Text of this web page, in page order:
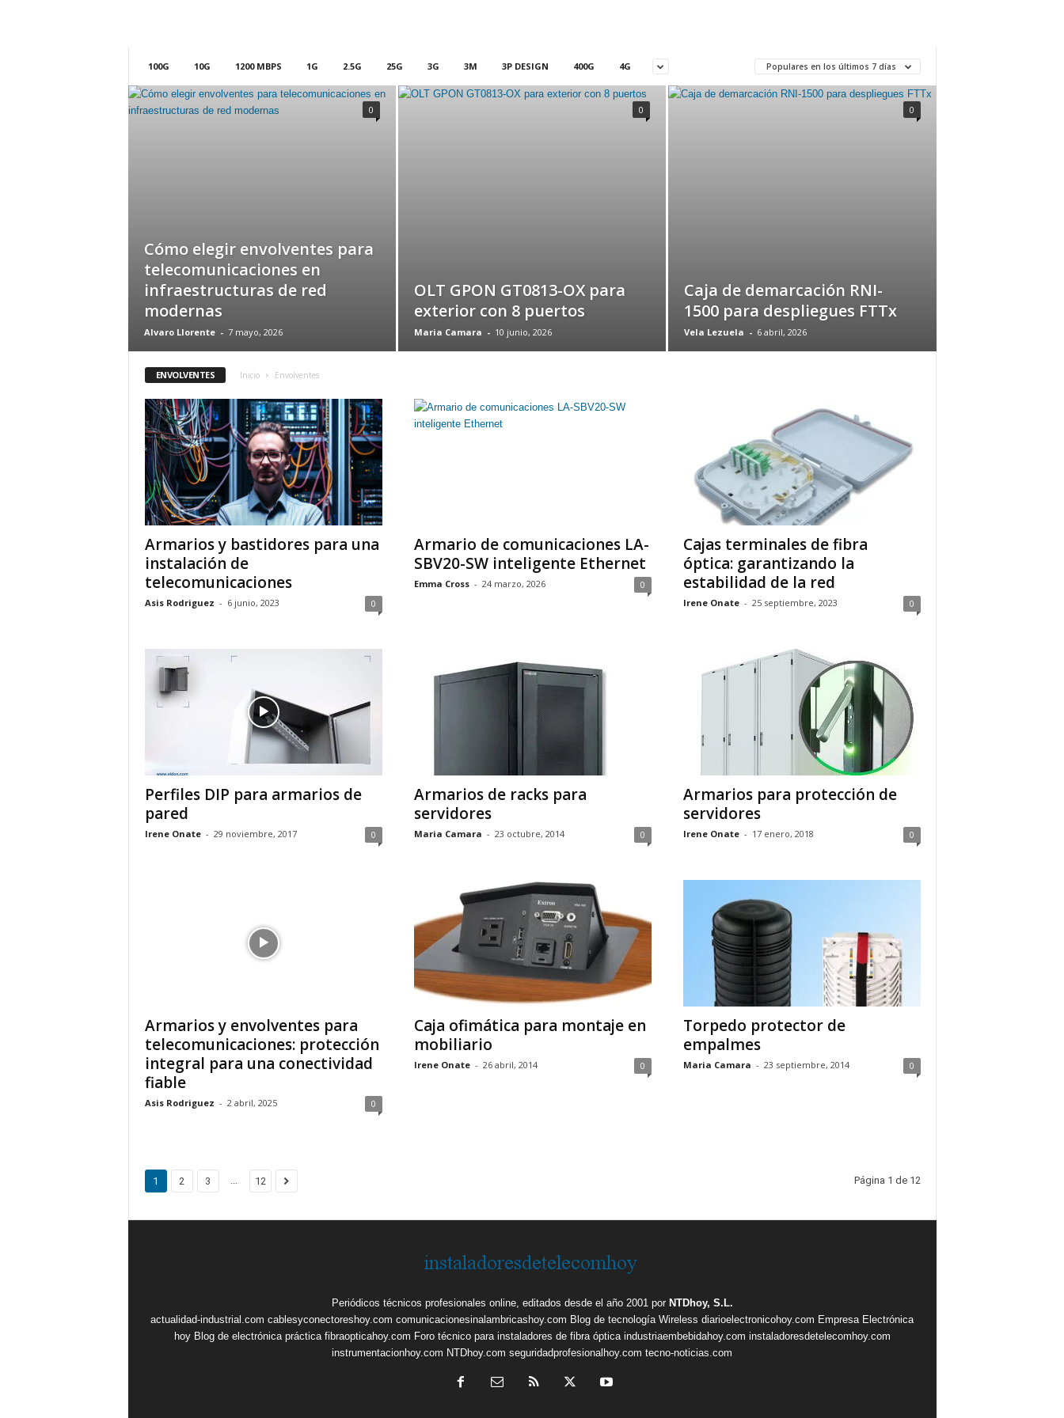
o
c
o
100G 10G 1200 MBPS 1G 2.5G 25G 3G 3M 3P DESIGN 400G 4G Populares en los últimos 7 días
Cómo elegir envolventes para
telecomunicaciones en
infraestructuras de red
modernas
Alvaro Llorente - 7 mayo, 2026
0
OLT GPON GT0813-OX para
exterior con 8 puertos
Maria Camara - 10 junio, 2026
0
Caja de demarcación RNI-
1500 para despliegues FTTx
Vela Lezuela - 6 abril, 2026
0
ENVOLVENTES Inicio Envolventes
Armarios y bastidores para una
instalación de
telecomunicaciones
Asis Rodriguez - 6 junio, 2023 0
Armario de comunicaciones LA-
SBV20-SW inteligente Ethernet
Emma Cross - 24 marzo, 2026 0
Cajas terminales de fibra
óptica: garantizando la
estabilidad de la red
Irene Onate - 25 septiembre, 2023 0
Perfiles DIP para armarios de
pared
Irene Onate - 29 noviembre, 2017 0
Armarios de racks para
servidores
Maria Camara - 23 octubre, 2014 0
Armarios para protección de
servidores
Irene Onate - 17 enero, 2018 0
Armarios y envolventes para
telecomunicaciones: protección
integral para una conectividad
fiable
Asis Rodriguez - 2 abril, 2025 0
Caja ofimática para montaje en
mobiliario
Irene Onate - 26 abril, 2014 0
Torpedo protector de
empalmes
Maria Camara - 23 septiembre, 2014 0
1 2 3 ... 12 Página 1 de 12
Periódicos técnicos profesionales online, editados desde el año 2001 por NTDhoy, S.L.
actualidad-industrial.com cablesyconectoreshoy.com comunicacionesinalambricashoy.com Blog de tecnología Wireless diarioelectronicohoy.com Empresa Electrónica
hoy Blog de electrónica práctica fibraopticahoy.com Foro técnico para instaladores de fibra óptica industriaembebidahoy.com instaladoresdetelecomhoy.com
instrumentacionhoy.com NTDhoy.com seguridadprofesionalhoy.com tecno-noticias.com